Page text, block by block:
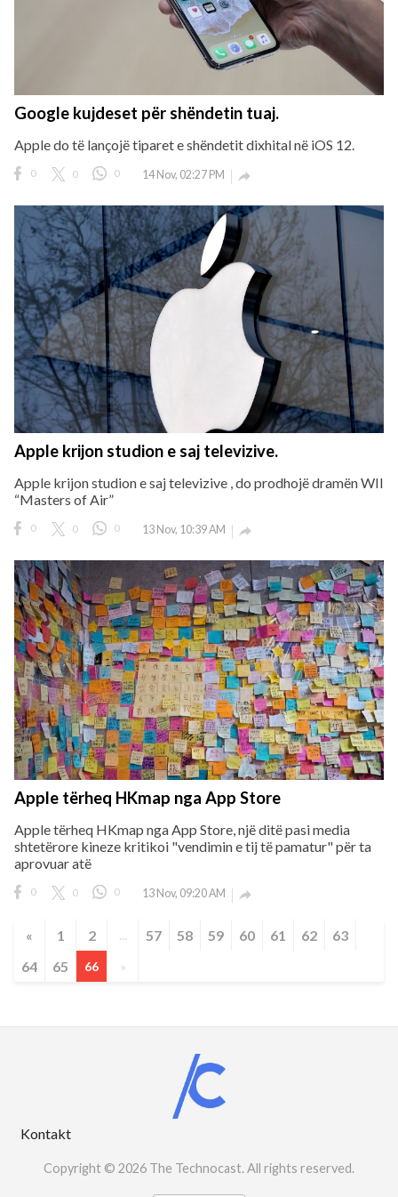
Google kujdeset për shëndetin tuaj.
Apple do të lançojë tiparet e shëndetit dixhital në iOS 12.
0 0 0 14 Nov, 02:27 PM 
Apple krijon studion e saj televizive.
Apple krijon studion e saj televizive , do prodhojë dramën WII
“Masters of Air”
0 0 0 13 Nov, 10:39 AM 
Apple tërheq HKmap nga App Store
Apple tërheq HKmap nga App Store, një ditë pasi media
shtetërore kineze kritikoi "vendimin e tij të pamatur" për ta
aprovuar atë
0 0 0 13 Nov, 09:20 AM 
« 1 2 ... 57 58 59 60 61 62
63
64
65 66 »
Kontakt
Copyright © 2026 The Technocast. All rights reserved.